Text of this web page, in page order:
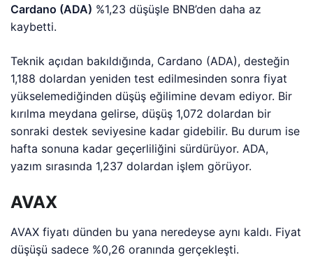
Cardano (ADA) %1,23 düşüşle BNB’den daha az
kaybetti.
Teknik açıdan bakıldığında, Cardano (ADA), desteğin
1,188 dolardan yeniden test edilmesinden sonra fiyat
yükselemediğinden düşüş eğilimine devam ediyor. Bir
kırılma meydana gelirse, düşüş 1,072 dolardan bir
sonraki destek seviyesine kadar gidebilir. Bu durum ise
hafta sonuna kadar geçerliliğini sürdürüyor. ADA,
yazım sırasında 1,237 dolardan işlem görüyor.
AVAX
AVAX fiyatı dünden bu yana neredeyse aynı kaldı. Fiyat
düşüşü sadece %0,26 oranında gerçekleşti.